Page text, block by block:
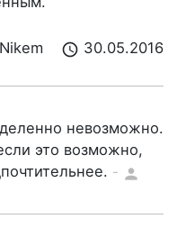
Nikem schedule 30.05.2016
невозможно.
это возможно,
- person